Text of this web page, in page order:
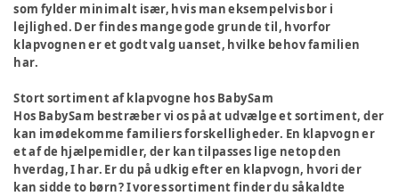
som fylder minimalt især, hvis man eksempelvis bor i
lejlighed. Der findes mange gode grunde til, hvorfor
klapvognen er et godt valg uanset, hvilke behov familien
har.
Stort sortiment af klapvogne hos BabySam
Hos BabySam bestræber vi os på at udvælge et sortiment, der
kan imødekomme familiers forskelligheder. En klapvogn er
et af de hjælpemidler, der kan tilpasses lige netop den
hverdag, I har. Er du på udkig efter en klapvogn, hvori der
kan sidde to børn? I vores sortiment finder du såkaldte